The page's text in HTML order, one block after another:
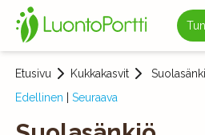
Etusivu Kukkakasvit
Edellinen
Seuraava